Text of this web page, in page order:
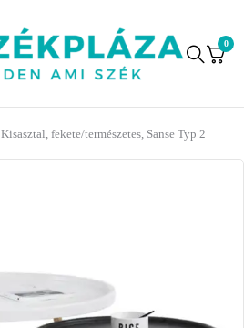
0
Kisasztal, fekete/természetes, Sanse Typ 2